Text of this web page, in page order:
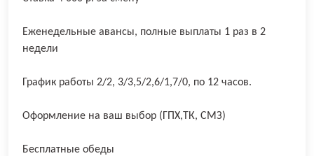
Еженедельные авансы, полные выплаты 1 раз в 2
недели
График работы 2/2, 3/3,5/2,6/1,7/0, по 12 часов.
Оформление на ваш выбор (ГПХ,ТК, СМЗ)
Бесплатные обеды